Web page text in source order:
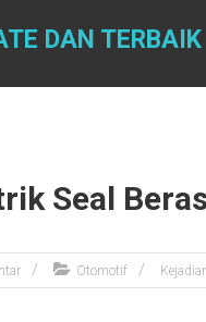
DAN TERBAIK
Seal
Otomotif